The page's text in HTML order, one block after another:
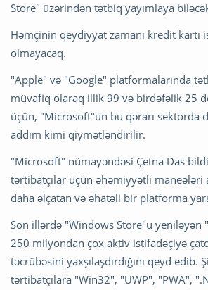
Store" üzərindən tətbiq yayımlaya
Həmçinin qeydiyyat zamanı kredit kartı
olmayacaq.
"Apple" və "Google" platformalarında
müvafiq olaraq illik 99 və birdəfəlik 25
üçün, "Microsoft"un bu qərarı sektorda
addım kimi qiymətləndirilir.
"Microsoft" nümayəndəsi Çetna Das
tərtibatçılar üçün əhəmiyyətli maneələri
daha əlçatan və əhatəli bir platforma
Son illərdə "Windows Store"u yeniləyən
250 milyondan çox aktiv istifadəçiyə
təcrübəsini yaxşılaşdırdığını qeyd edib.
tərtibatçılara "Win32", "UWP", "PWA",